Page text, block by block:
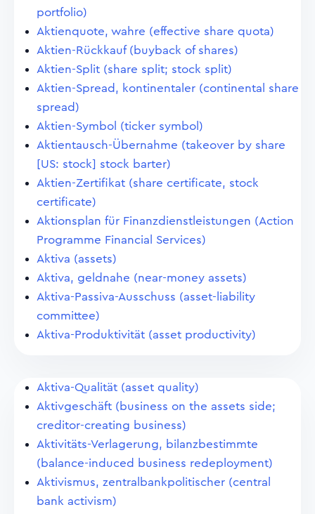
portfolio)
Aktienquote, wahre (effective share quota)
Aktien-Rückkauf (buyback of shares)
Aktien-Split (share split; stock split)
Aktien-Spread, kontinentaler (continental share
spread)
Aktien-Symbol (ticker symbol)
Aktientausch-Übernahme (takeover by share
[US: stock] stock barter)
Aktien-Zertifikat (share certificate, stock
certificate)
Aktionsplan für Finanzdienstleistungen (Action
Programme Financial Services)
Aktiva (assets)
Aktiva, geldnahe (near-money assets)
Aktiva-Passiva-Ausschuss (asset-liability
committee)
Aktiva-Produktivität (asset productivity)
Aktiva-Qualität (asset quality)
Aktivgeschäft (business on the assets side;
creditor-creating business)
Aktivitäts-Verlagerung, bilanzbestimmte
(balance-induced business redeployment)
Aktivismus, zentralbankpolitischer (central
bank activism)